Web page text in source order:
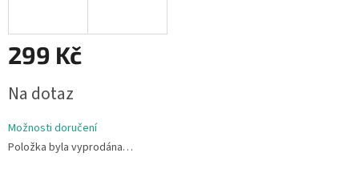
299 Kč
cena:
Na dotaz
Možnosti doručení
Položka byla vyprodána…